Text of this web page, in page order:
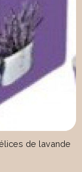
de lavande